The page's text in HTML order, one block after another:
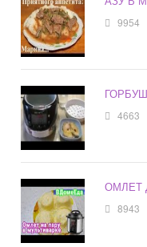
9954
4663
ОМЛЕТ
8943